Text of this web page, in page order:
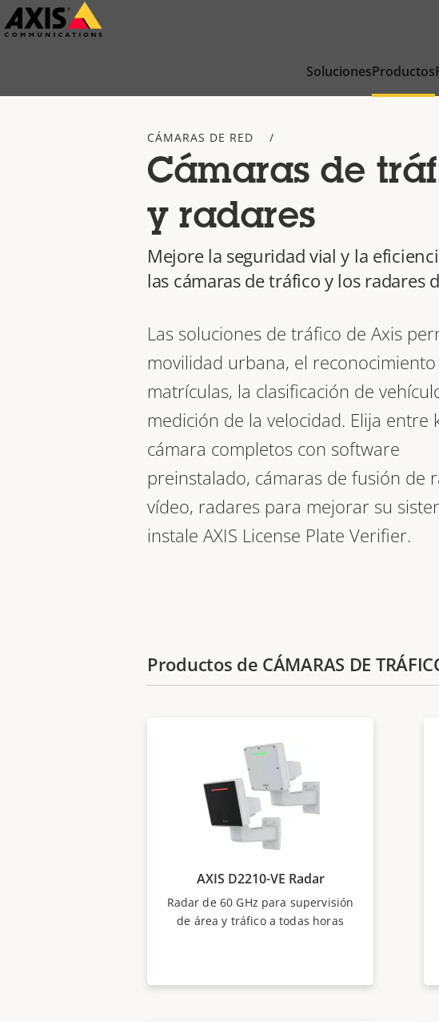
Saltar
al
SolucionesProductos
CÁMARAS DE RED
Cámaras de
y radares
Mejore la seguridad vial y la
las cámaras de tráfico y los radares
Las soluciones de tráfico de Axis
movilidad urbana, el
matrículas, la clasificación de
medición de la velocidad. Elija entre
cámara completos con software
preinstalado, cámaras de fusión de
vídeo, radares para mejorar su
instale AXIS License Plate Verifier.
Productos de CÁMARAS DE
AXIS D2210-VE Radar
Radar de 60 GHz para supervisión
de área y tráfico a todas horas